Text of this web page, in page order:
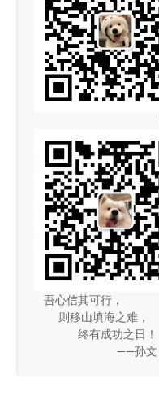
吾心信其可行，
则移山填海之难，
终有成功之日！
——孙文